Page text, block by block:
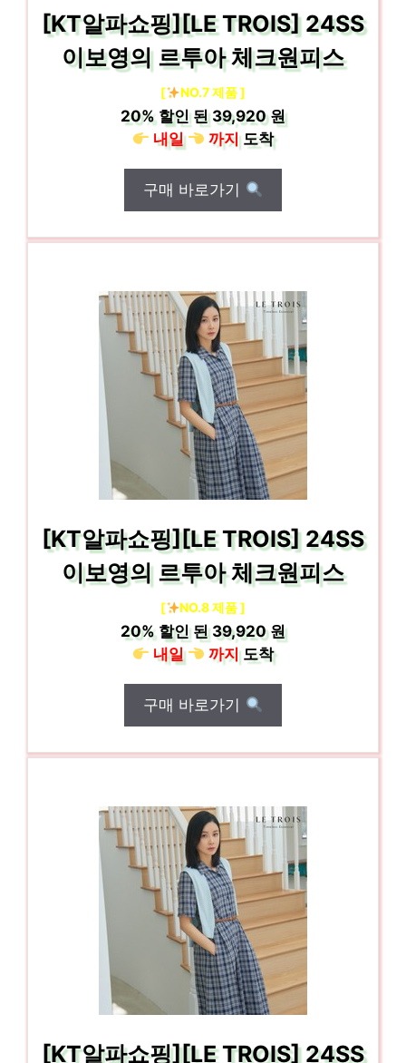
[KT알파쇼핑][LE TROIS] 24SS
이보영의 르투아 체크원피스
[ NO.7 제품 ]
20%할인 된39,920 원
내일
까지도착
구매 바로가기
[KT알파쇼핑][LE TROIS] 24SS
이보영의 르투아 체크원피스
[ NO.8 제품 ]
20%할인 된39,920 원
내일
까지도착
구매 바로가기
[KT알파쇼핑][LE TROIS] 24SS